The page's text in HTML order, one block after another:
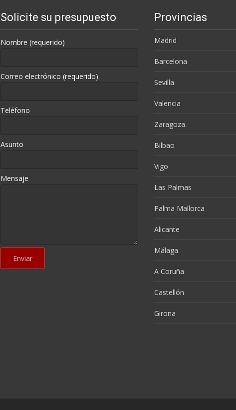
Solicite su presupuesto
Nombre (requerido)
Correo electrónico (requerido)
Teléfono
Asunto
Mensaje
Provincias
Madrid
Barcelona
Sevilla
Valencia
Zaragoza
Bilbao
Vigo
Las Palmas
Palma Mallorca
Alicante
Málaga
A Coruña
Castellón
Girona